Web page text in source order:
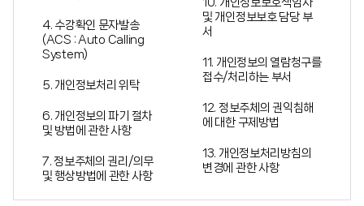
4. 수강확인 문자발송
(ACS : Auto Calling
System)
5. 개인정보처리 위탁
6. 개인정보의 파기 절차
및 방법에 관한 사항
7. 정보주체의 권리/의무
및 행상방법에 관한 사항
및 개인정보보호 담당 부
서
11. 개인정보의 열람청구를
접수/처리하는 부서
12. 정보주체의 권익침해
에 대한 구제방법
13. 개인정보처리방침의
변경에 관한 사항